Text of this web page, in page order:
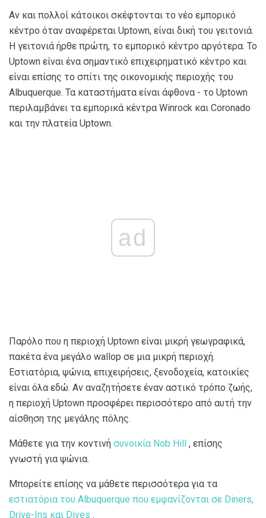
Αν και πολλοί κάτοικοι σκέφτονται το νέο εμπορικό
κέντρο όταν αναφέρεται Uptown, είναι δική του γειτονιά.
Η γειτονιά ήρθε πρώτη, το εμπορικό κέντρο αργότερα. Το
Uptown είναι ένα σημαντικό επιχειρηματικό κέντρο και
είναι επίσης το σπίτι της οικονομικής περιοχής του
Albuquerque. Τα καταστήματα είναι άφθονα - το Uptown
περιλαμβάνει τα εμπορικά κέντρα Winrock και Coronado
και την πλατεία Uptown.
ad
Παρόλο που η περιοχή Uptown είναι μικρή γεωγραφικά,
πακέτα ένα μεγάλο wallop σε μια μικρή περιοχή.
Εστιατόρια, ψώνια, επιχειρήσεις, ξενοδοχεία, κατοικίες
είναι όλα εδώ. Αν αναζητήσετε έναν αστικό τρόπο ζωής,
η περιοχή Uptown προσφέρει περισσότερο από αυτή την
αίσθηση της μεγάλης πόλης.
Μάθετε για την κοντινή συνοικία Nob Hill , επίσης
γνωστή για ψώνια.
Μπορείτε επίσης να μάθετε περισσότερα για τα
εστιατόρια του Albuquerque που εμφανίζονται σε Diners,
Drive-Ins και Dives .